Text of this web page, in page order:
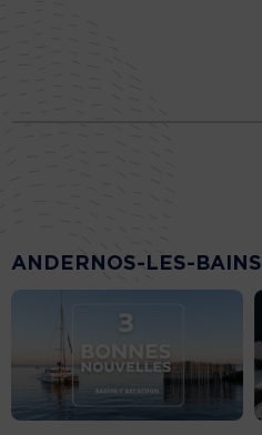
ANDERNOS-LES-BAINS